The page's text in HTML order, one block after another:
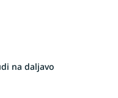
na daljavo